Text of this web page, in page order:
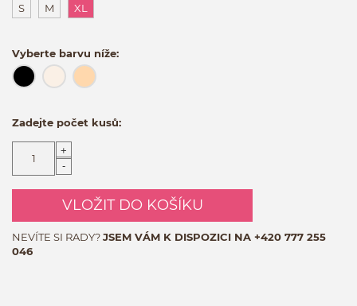
S M XL
Vyberte barvu níže:
Zadejte počet kusů:
+
-
VLOŽIT DO KOŠÍKU
NEVÍTE SI RADY?JSEM VÁM K DISPOZICI NA +420 777 255
046